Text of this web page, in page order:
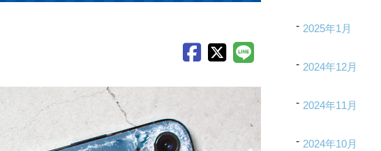
2025年1月
2024年12月
2024年11月
2024年10月